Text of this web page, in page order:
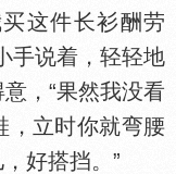
这件长衫酬劳
手说着，轻轻地
，“果然我没看
，立时你就弯腰
好搭挡。”